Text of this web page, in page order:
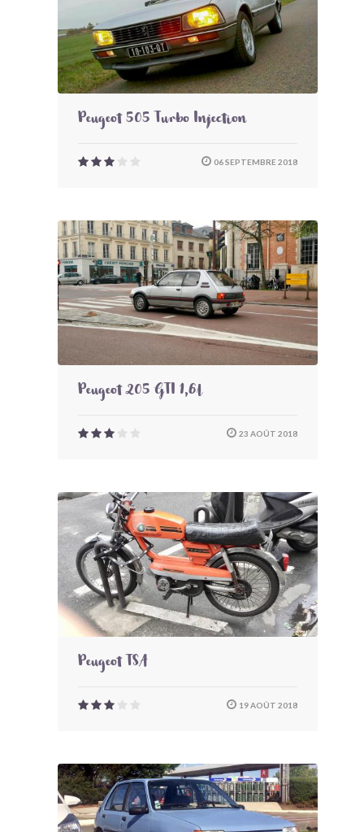
Peugeot 505 Turbo Injection
06 SEPTEMBRE 2018
Peugeot 205 GTI 1,6l
23 AOÛT 2018
Peugeot TSA
19 AOÛT 2018